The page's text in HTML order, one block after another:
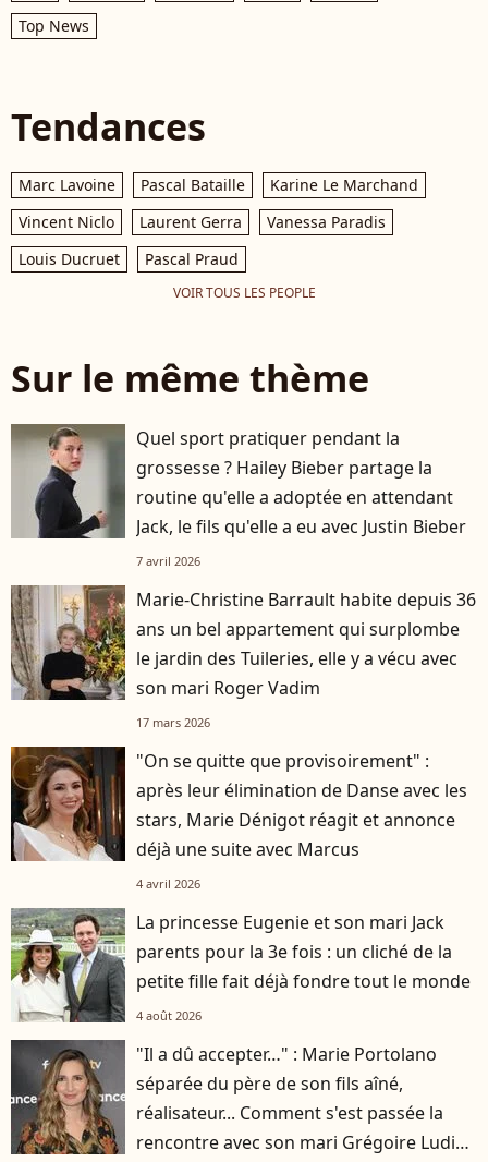
Top News
Tendances
Marc Lavoine Pascal Bataille
Karine Le Marchand
Vincent Niclo
Laurent Gerra
Vanessa Paradis
Louis Ducruet
Pascal Praud
VOIR TOUS LES PEOPLE
Sur le même thème
Quel sport pratiquer pendant la
grossesse ? Hailey Bieber partage la
routine qu'elle a adoptée en attendant
Jack, le fils qu'elle a eu avec Justin Bieber
7 avril 2026
Marie-Christine Barrault habite depuis 36
ans un bel appartement qui surplombe
le jardin des Tuileries, elle y a vécu avec
son mari Roger Vadim
17 mars 2026
"On se quitte que provisoirement" :
après leur élimination de Danse avec les
stars, Marie Dénigot réagit et annonce
déjà une suite avec Marcus
4 avril 2026
La princesse Eugenie et son mari Jack
parents pour la 3e fois : un cliché de la
petite fille fait déjà fondre tout le monde
4 août 2026
"Il a dû accepter…" : Marie Portolano
séparée du père de son fils aîné,
réalisateur... Comment s'est passée la
rencontre avec son mari Grégoire Ludig